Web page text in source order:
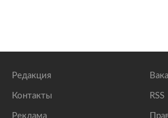
Редакция
Контакты
Реклама
RSS